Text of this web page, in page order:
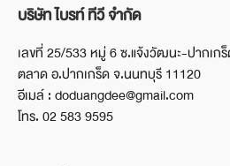
บริษัท ไบรท์ ทีวี จำกัด
เลขที่ 25/533 หมู่ 6 ซ.แจ้งวัฒนะ-ปากเก
ตลาด อ.ปากเกร็ด จ.นนทบุรี 11120
อีเมล์ : doduangdee@gmail.com
โทร. 02 583 9595